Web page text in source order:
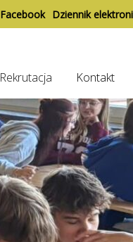
Facebook Dziennik
Rekrutacja Kontakt